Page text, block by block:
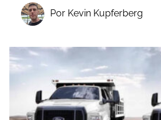
Por Kevin Kupferberg